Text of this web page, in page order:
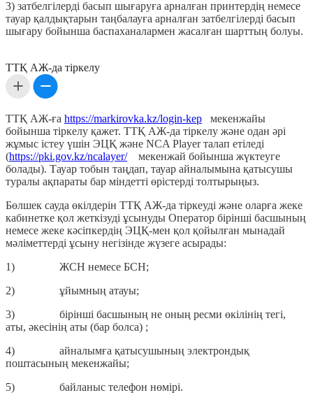
3) затбелгілерді басып шығаруға арналған принтердің немесе
тауар қалдықтарын таңбалауға арналған затбелгілерді басып
шығару бойынша баспаханалармен жасалған шарттың болуы.
ТТҚ АЖ-да тіркелу
ТТҚ АЖ-ға https://markirovka.kz/login-kep мекенжайы
бойынша тіркелу қажет. ТТҚ АЖ-да тіркелу және одан әрі
жұмыс істеу үшін ЭЦҚ және NСA Player талап етіледі
(https://pki.gov.kz/ncalayer/мекенжай бойынша жүктеуге
болады). Тауар тобын таңдап, тауар айналымына қатысушы
туралы ақпараты бар міндетті өрістерді толтырыңыз.
Бөлшек сауда өкілдерін ТТҚ АЖ-да тіркеуді және оларға жеке
кабинетке қол жеткізуді ұсынуды Оператор бірінші басшының
немесе жеке кәсіпкердің ЭЦҚ-мен қол қойылған мынадай
мәліметтерді ұсыну негізінде жүзеге асырады:
1) ЖСН немесе БСН;
2) ұйымның атауы;
3) бірінші басшының не оның ресми өкілінің тегі,
аты, әкесінің аты (бар болса) ;
4) айналымға қатысушының электрондық
поштасының мекенжайы;
5) байланыс телефон нөмірі.